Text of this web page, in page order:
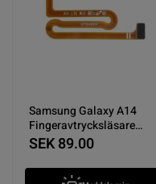
Samsung Galaxy A14
Fingeravtrycksläsare
Flexkabel - Svart
SEK 89.00